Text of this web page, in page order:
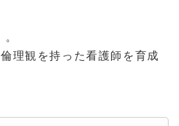
理観を持った看護師を育成